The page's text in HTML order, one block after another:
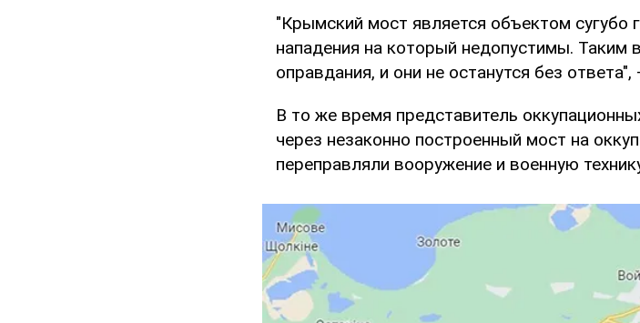
"Крымский мост является объектом сугубо
нападения на который недопустимы.
оправдания, и они не останутся без
В то же время представитель
через незаконно построенный мост на
переправляли вооружение и военную